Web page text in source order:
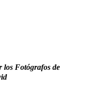
los Fotógrafos de